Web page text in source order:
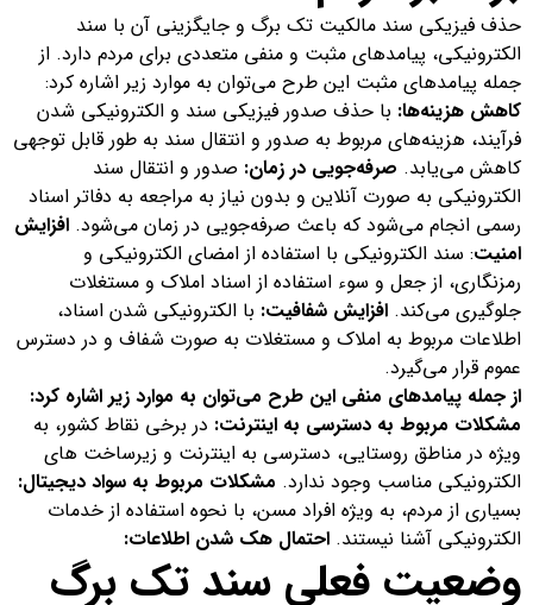
حذف فیزیکی سند مالکیت تک برگ و جایگزینی آن با سند
الکترونیکی، پیامدهای مثبت و منفی متعددی برای مردم دارد. از
جمله پیامدهای مثبت این طرح می‌توان به موارد زیر اشاره کرد:
کاهش هزینه‌ها: با حذف صدور فیزیکی سند و الکترونیکی شدن
فرآیند، هزینه‌های مربوط به صدور و انتقال سند به طور قابل توجهی
کاهش می‌یابد. صرفه‌جویی در زمان: صدور و انتقال سند
الکترونیکی به صورت آنلاین و بدون نیاز به مراجعه به دفاتر اسناد
رسمی انجام می‌شود که باعث صرفه‌جویی در زمان می‌شود. افزایش
امنیت: سند الکترونیکی با استفاده از امضای الکترونیکی و
رمزنگاری، از جعل و سوء استفاده از اسناد املاک و مستغلات
جلوگیری می‌کند. افزایش شفافیت: با الکترونیکی شدن اسناد،
اطلاعات مربوط به املاک و مستغلات به صورت شفاف و در دسترس
عموم قرار می‌گیرد.
از جمله پیامدهای منفی این طرح می‌توان به موارد زیر اشاره کرد:
مشکلات مربوط به دسترسی به اینترنت: در برخی نقاط کشور، به
ویژه در مناطق روستایی، دسترسی به اینترنت و زیرساخت های
الکترونیکی مناسب وجود ندارد. مشکلات مربوط به سواد دیجیتال:
بسیاری از مردم، به ویژه افراد مسن، با نحوه استفاده از خدمات
الکترونیکی آشنا نیستند. احتمال هک شدن اطلاعات:
وضعیت فعلی سند تک برگ